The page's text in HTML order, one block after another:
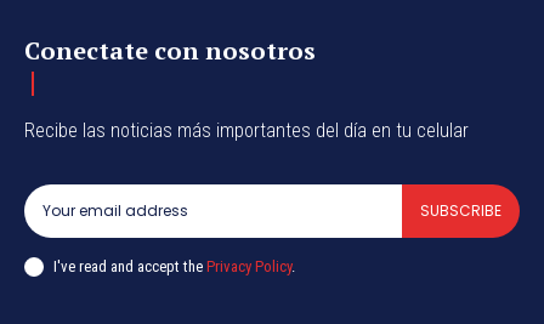
Conectate con nosotros
Recibe las noticias más importantes del día en tu celular
SUBSCRIBE
I've read and accept the Privacy Policy.